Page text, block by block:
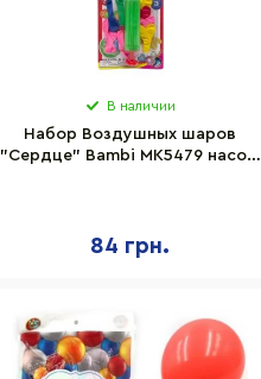
В наличии
Набор Воздушных шаров
"Сердце" Bambi MK5479 насос,
84 грн.